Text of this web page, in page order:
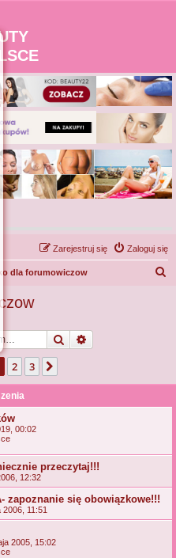
Zaloguj się
Zarejestruj się
dla forumowiczow
Szukaj
2 3
00:02
przeczytaj!!!
12:32
zapoznanie się obowiązkowe!!!
2006, 11:51
2005, 15:02